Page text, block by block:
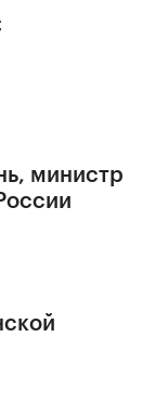
министр